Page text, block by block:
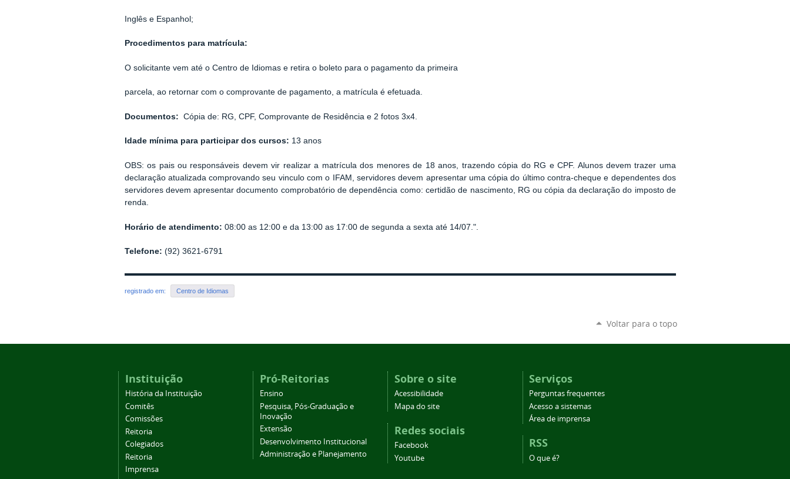
Inglês e Espanhol;
Procedimentos para matrícula:
O solicitante vem até o Centro de Idiomas e retira o boleto para o pagamento da primeira
parcela, ao retornar com o comprovante de pagamento, a matrícula é efetuada.
Documentos: Cópia de: RG, CPF, Comprovante de Residência e 2 fotos 3x4.
Idade mínima para participar dos cursos: 13 anos
OBS: os pais ou responsáveis devem vir realizar a matrícula dos menores de 18 anos, trazendo cópia do RG e CPF. Alunos devem trazer uma
declaração atualizada comprovando seu vinculo com o IFAM, servidores devem apresentar uma cópia do último contra-cheque e dependentes dos
servidores devem apresentar documento comprobatório de dependência como: certidão de nascimento, RG ou cópia da declaração do imposto de
renda.
Horário de atendimento: 08:00 as 12:00 e da 13:00 as 17:00 de segunda a sexta até 14/07.".
Telefone: (92) 3621-6791
registrado em: Centro de Idiomas
Voltar para o topo
Instituição
História da Instituição
Comitês
Comissões
Reitoria
Colegiados
Reitoria
Imprensa
Pró-Reitorias
Ensino
Pesquisa, Pós-Graduação e
Inovação
Extensão
Desenvolvimento Institucional
Administração e Planejamento
Sobre o site
Acessibilidade
Mapa do site
Redes sociais
Facebook
Youtube
Serviços
Perguntas frequentes
Acesso a sistemas
Área de imprensa
RSS
O que é?